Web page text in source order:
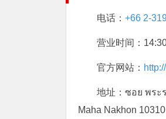
电话： +66 2-
营业时间：
官方网站：
地址：ซอย พระ
Maha Nakhon 10310